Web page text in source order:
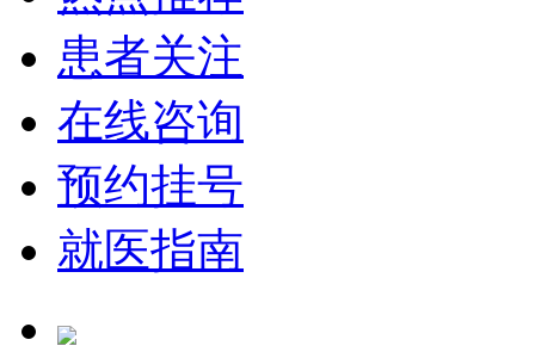
患者关注
在线咨询
预约挂号
就医指南